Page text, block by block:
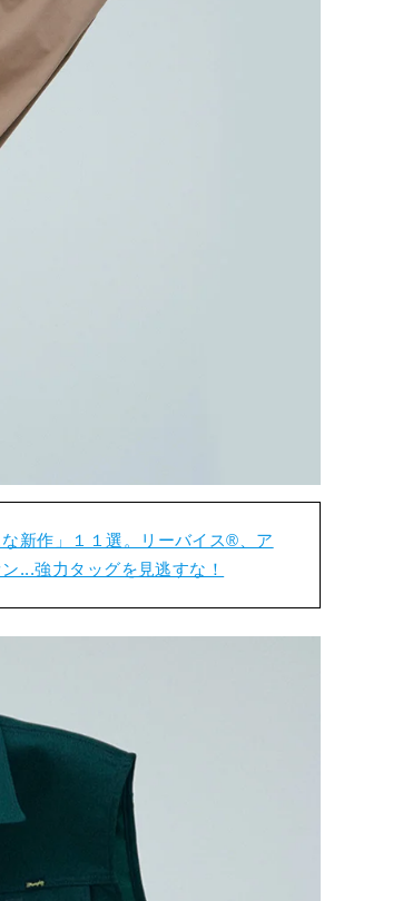
新作」１１選。リーバイス®️、ア
...強力タッグを見逃すな！